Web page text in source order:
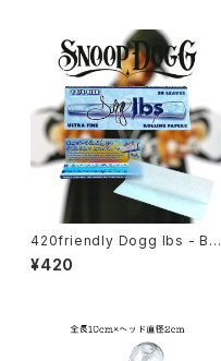
420friendly Dogg lbs - Blu
e Paisley Rolling Papers /
1¼サイズ・50枚入
¥420